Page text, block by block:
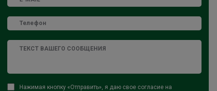
Нажимая кнопку «Отправить», я даю свое согласие на